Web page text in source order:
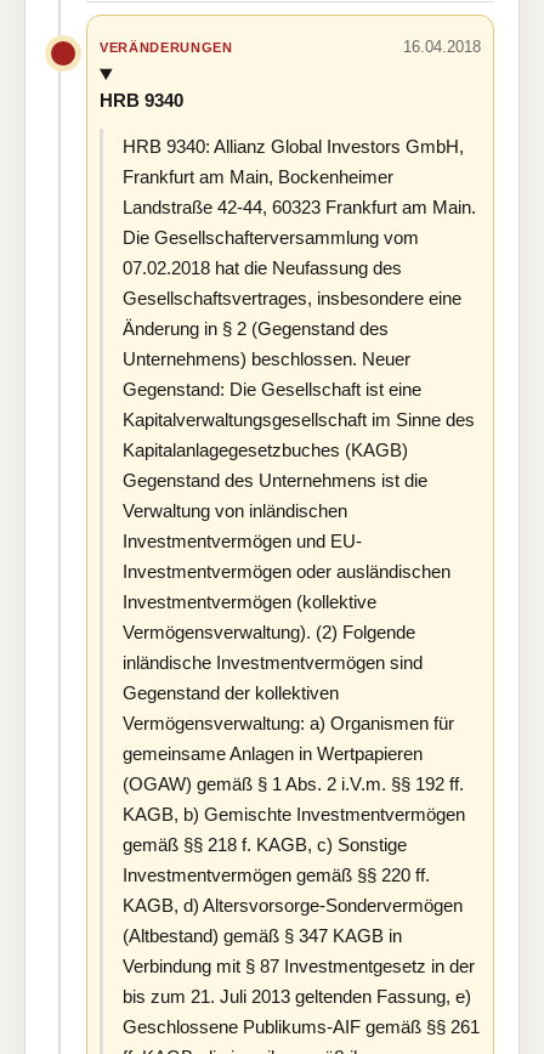
VERÄNDERUNGEN 16.04.2018
HRB 9340
HRB 9340: Allianz Global Investors GmbH,
Frankfurt am Main, Bockenheimer
Landstraße 42-44, 60323 Frankfurt am Main.
Die Gesellschafterversammlung vom
07.02.2018 hat die Neufassung des
Gesellschaftsvertrages, insbesondere eine
Änderung in § 2 (Gegenstand des
Unternehmens) beschlossen. Neuer
Gegenstand: Die Gesellschaft ist eine
Kapitalverwaltungsgesellschaft im Sinne des
Kapitalanlagegesetzbuches (KAGB)
Gegenstand des Unternehmens ist die
Verwaltung von inländischen
Investmentvermögen und EU-
Investmentvermögen oder ausländischen
Investmentvermögen (kollektive
Vermögensverwaltung). (2) Folgende
inländische Investmentvermögen sind
Gegenstand der kollektiven
Vermögensverwaltung: a) Organismen für
gemeinsame Anlagen in Wertpapieren
(OGAW) gemäß § 1 Abs. 2 i.V.m. §§ 192 ff.
KAGB, b) Gemischte Investmentvermögen
gemäß §§ 218 f. KAGB, c) Sonstige
Investmentvermögen gemäß §§ 220 ff.
KAGB, d) Altersvorsorge-Sondervermögen
(Altbestand) gemäß § 347 KAGB in
Verbindung mit § 87 Investmentgesetz in der
bis zum 21. Juli 2013 geltenden Fassung, e)
Geschlossene Publikums-AIF gemäß §§ 261